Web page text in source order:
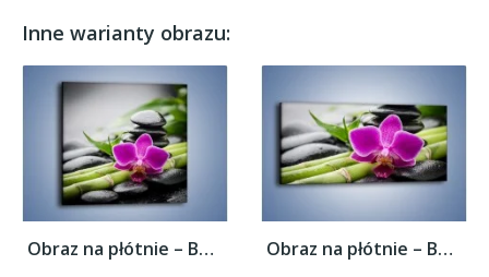
Inne warianty obrazu:
Obraz na płótnie – Bambusowe dodatki z... Obraz na płótnie – Bambusowe dodatki z...